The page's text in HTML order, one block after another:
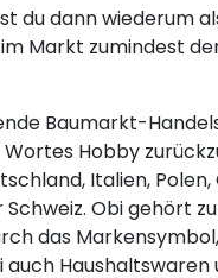
du dann wiederum
Markt zumindest
Baumarkt-
Hobby
Italien,
Schweiz. Obi
das